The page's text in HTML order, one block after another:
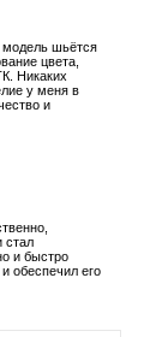
модель шьётся
цвета,
Никаких
у меня в
и
стал
и быстро
обеспечил его